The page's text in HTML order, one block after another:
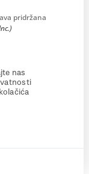
pridržana
nas